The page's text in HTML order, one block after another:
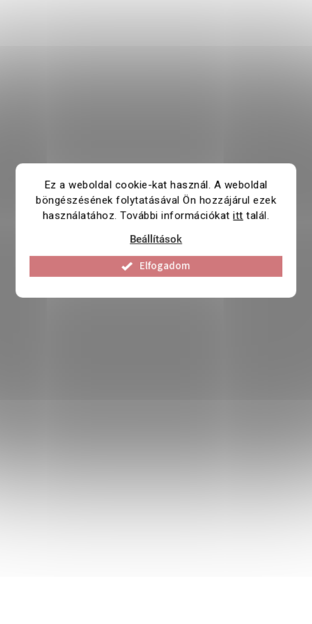
Ez a weboldal cookie-kat használ. A weboldal
böngészésének folytatásával Ön hozzájárul ezek
használatához. További információkatitt talál.
Beállítások
Elfogadom